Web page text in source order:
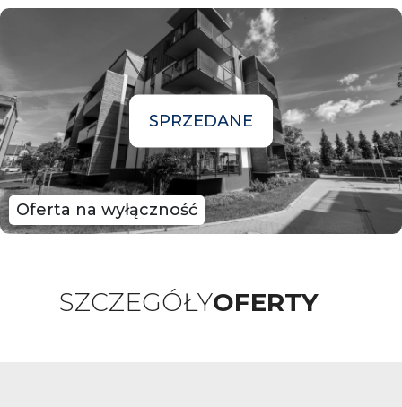
Oferta na wyłączność
SPRZEDANE
SZCZEGÓŁYOFERTY